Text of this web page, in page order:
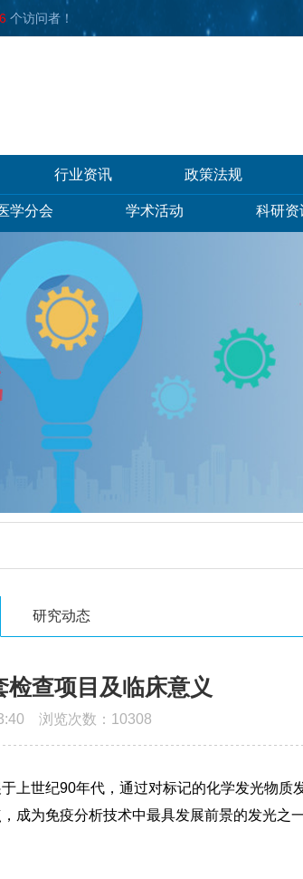
个访问者！
行业资讯 政策法规
学分会 学术活动 科研资
研究动态
查项目及临床意义
浏览次数：10308
上世纪90年代，通过对标记的化学发光物
成为免疫分析技术中最具发展前景的发光之